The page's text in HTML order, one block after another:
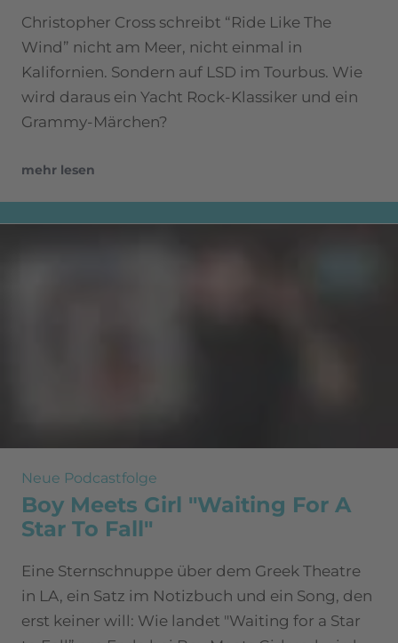
Christopher Cross schreibt “Ride Like The
Wind” nicht am Meer, nicht einmal in
Kalifornien. Sondern auf LSD im Tourbus. Wie
wird daraus ein Yacht Rock-Klassiker und ein
Grammy-Märchen?
mehr lesen
Neue Podcastfolge
Boy Meets Girl "Waiting For A
Star To Fall"
Eine Sternschnuppe über dem Greek Theatre
in LA, ein Satz im Notizbuch und ein Song, den
erst keiner will: Wie landet "Waiting for a Star